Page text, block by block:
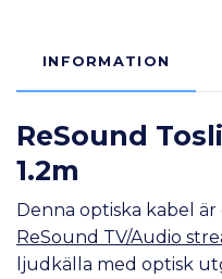
INFORMATION
ReSound
1.2m
Denna optiska kabel
ReSound TV/Audio
ljudkälla med optisk